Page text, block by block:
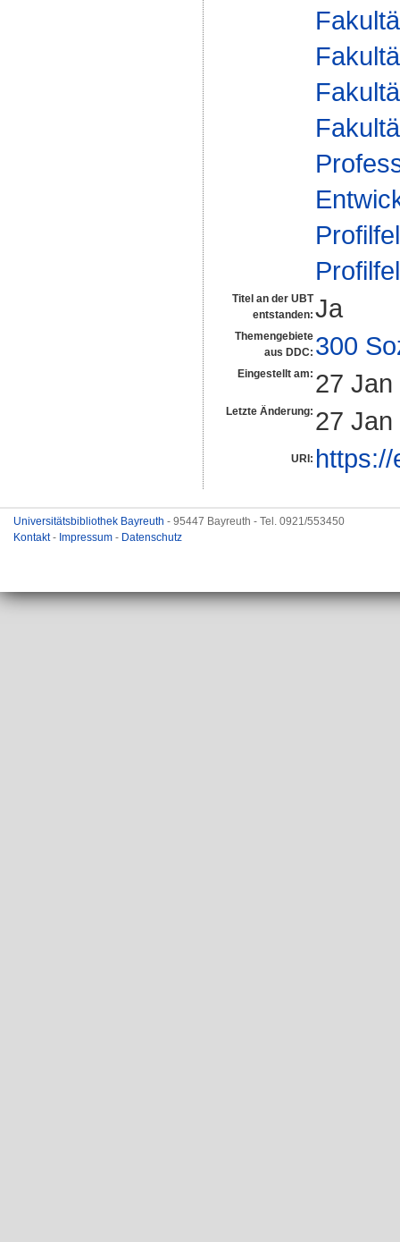
Titel an der UBT
entstanden: Ja
Themengebiete
aus DDC: 300
Eingestellt am: 27
Letzte Änderung: 27
URI:
Universitätsbibliothek Bayreuth - 95447 Bayreuth - Tel. 0921/553450
Kontakt- Impressum - Datenschutz